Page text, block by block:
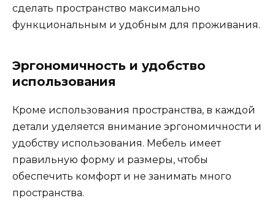
сделать пространство максимально
функциональным и удобным для проживания.
Эргономичность и удобство
использования
Кроме использования пространства, в каждой
детали уделяется внимание эргономичности и
удобству использования. Мебель имеет
правильную форму и размеры, чтобы
обеспечить комфорт и не занимать много
пространства.